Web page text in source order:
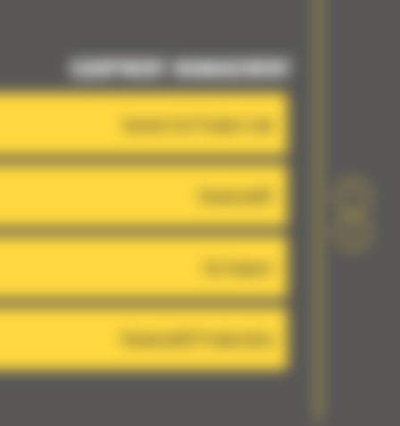
EQUIPMENT MANAGEMENT
System Cat Product Link
VisionLink®
Cat Inspect
VisionLink® Productivity